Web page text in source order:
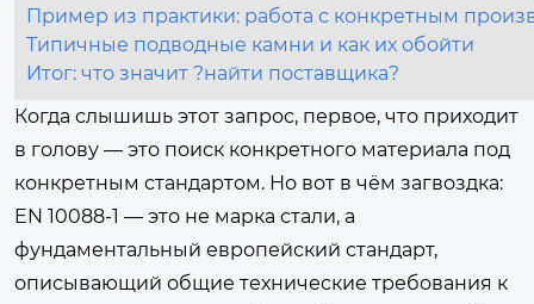
Пример из практики: работа с конкретным
Типичные подводные камни и как их обойти
Итог: что значит ?найти поставщика?
Когда слышишь этот запрос, первое, что приходит
в голову — это поиск конкретного материала под
конкретным стандартом. Но вот в чём загвоздка:
EN 10088-1 — это не марка стали, а
фундаментальный европейский стандарт,
описывающий общие технические требования к